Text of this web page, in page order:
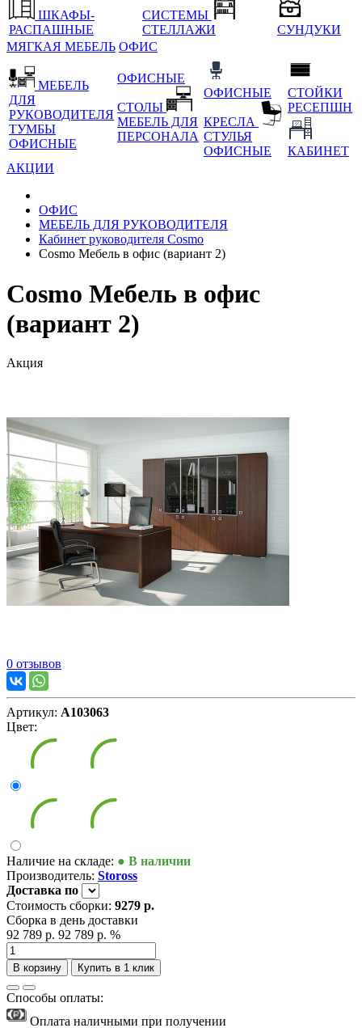
ШКАФЫ-
РАСПАШНЫЕ
СИСТЕМЫ
СТЕЛЛАЖИ
СУНДУКИ
МЯГКАЯ МЕБЕЛЬ ОФИС
МЕБЕЛЬ
ДЛЯ
РУКОВОДИТЕЛЯ
ТУМБЫ
ОФИСНЫЕ
ОФИСНЫЕ
СТОЛЫ
МЕБЕЛЬ ДЛЯ
ПЕРСОНАЛА
ОФИСНЫЕ
КРЕСЛА
СТУЛЬЯ
ОФИСНЫЕ
СТОЙКИ
РЕСЕПШН
КАБИНЕТ
АКЦИИ
ОФИС
МЕБЕЛЬ ДЛЯ РУКОВОДИТЕЛЯ
Кабинет руководителя Cosmo
Cosmo Мебель в офис (вариант 2)
Cosmo Мебель в офис
(вариант 2)
Акция
0 отзывов
Артикул: А103063
Цвет:
Наличие на складе: ● В наличии
Производитель: Stoross
Доставка по
Стоимость сборки: 9279 р.
Сборка в день доставки
92 789 р. 92 789 р. %
В корзину Купить в 1 клик
Способы оплаты:
Оплата наличными при получении